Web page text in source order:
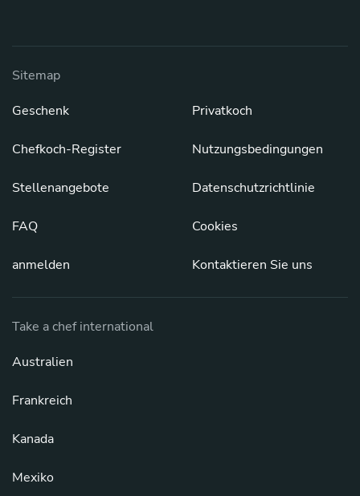
Sitemap
Geschenk
Chefkoch-Register
Stellenangebote
FAQ
anmelden
Privatkoch
Nutzungsbedingungen
Datenschutzrichtlinie
Cookies
Kontaktieren Sie uns
Take a chef international
Australien
Frankreich
Kanada
Mexiko